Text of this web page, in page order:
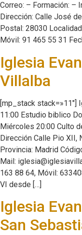
Correo: – Formación: –
Dirección: Calle José
Postal: 28030
Móvil: 91 465 55 31
Iglesia
Villalba
[mp_stack stack=»11″]
11:00 Estudio biblico
Miércoles 20:00 Culto
Dirección Calle Pio XII,
Provincia: Madrid
Mail:
163 88 64, Móvil:
VI desde […]
Iglesia
San